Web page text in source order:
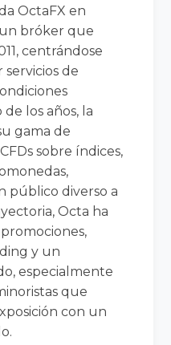
OctaFX en
bróker que
centrándose
de
los años, la
gama de
sobre índices,
público diverso a
Octa ha
y un
especialmente
que
con un